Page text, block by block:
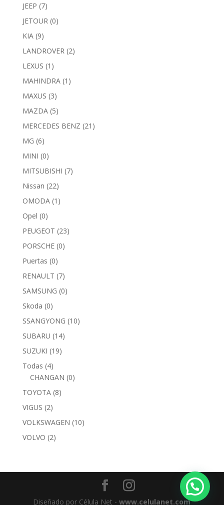
JEEP (7)
JETOUR (0)
KIA (9)
LANDROVER (2)
LEXUS (1)
MAHINDRA (1)
MAXUS (3)
MAZDA (5)
MERCEDES BENZ (21)
MG (6)
MINI (0)
MITSUBISHI (7)
Nissan (22)
OMODA (1)
Opel (0)
PEUGEOT (23)
PORSCHE (0)
Puertas (0)
RENAULT (7)
SAMSUNG (0)
Skoda (0)
SSANGYONG (10)
SUBARU (14)
SUZUKI (19)
Todas (4)
CHANGAN (0)
TOYOTA (8)
VIGUS (2)
VOLKSWAGEN (10)
VOLVO (2)
Diseñado por Célula Net -www.celulanet.com